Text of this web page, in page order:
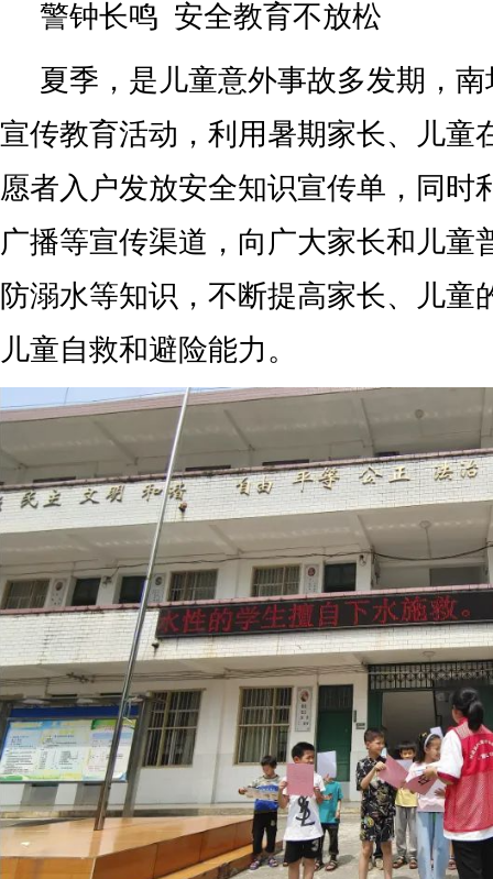
警钟长鸣 安全教育不放松
夏季，是儿童意外事故多发期，
宣传教育活动，利用暑期家长、儿童
愿者入户发放安全知识宣传单，同时
广播等宣传渠道，向广大家长和儿童
防溺水等知识，不断提高家长、儿童
儿童自救和避险能力。